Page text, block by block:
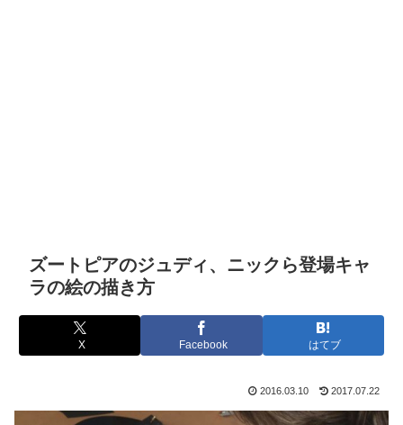
ズートピアのジュディ、ニックら登場キャ
ラの絵の描き方
X Facebook はてブ
2016.03.10 2017.07.22